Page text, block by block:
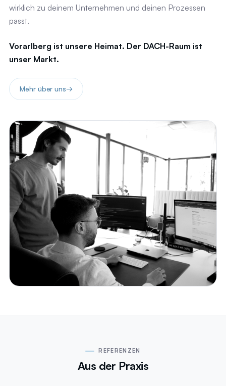
wirklich zu deinem Unternehmen und deinen Prozessen
passt.
Vorarlberg ist unsere Heimat. Der DACH-Raum ist
unser Markt.
Mehr über uns→
REFERENZEN
Aus der Praxis